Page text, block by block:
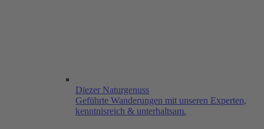
Diezer Naturgenuss
Geführte Wanderungen mit unseren Experten,
kenntnisreich & unterhaltsam.